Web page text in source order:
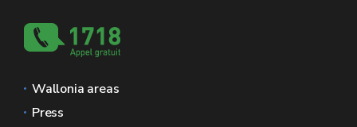
Wallonia areas
Press